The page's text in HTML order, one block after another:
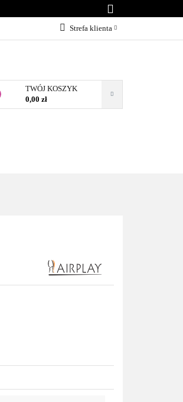
Strefa klienta
Dodaj zgłoszenie
Zgody cookies
TWÓJ KOSZYK
0,00 zł